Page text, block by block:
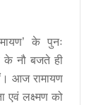
के पुनः
के नौ बजते ही
आज रामायण
एवं लक्ष्मण को